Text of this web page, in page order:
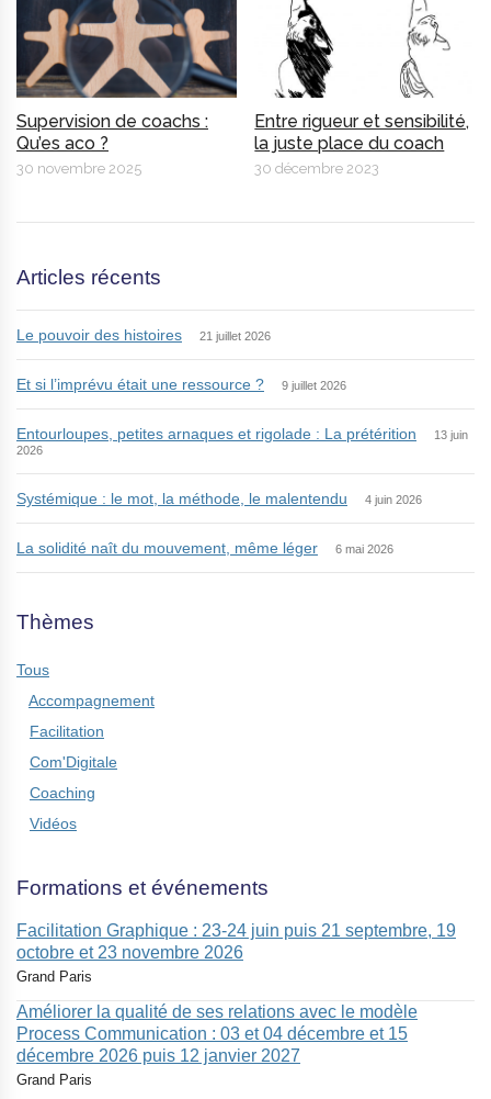
Supervision de coachs :
Qu’es aco ?
30 novembre 2025
Entre rigueur et sensibilité,
la juste place du coach
30 décembre 2023
Articles récents
Le pouvoir des histoires 21 juillet 2026
Et si l’imprévu était une ressource ? 9 juillet 2026
Entourloupes, petites arnaques et rigolade : La prétérition
13 juin
2026
Systémique : le mot, la méthode, le malentendu 4 juin 2026
La solidité naît du mouvement, même léger 6 mai 2026
Thèmes
Tous
Accompagnement
Facilitation
Com'Digitale
Coaching
Vidéos
Formations et événements
Facilitation Graphique : 23-24 juin puis 21 septembre, 19
octobre et 23 novembre 2026
Grand Paris
Améliorer la qualité de ses relations avec le modèle
Process Communication : 03 et 04 décembre et 15
décembre 2026 puis 12 janvier 2027
Grand Paris